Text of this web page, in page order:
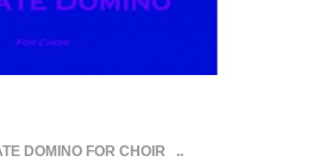
DOMINO FOR CHOIR ..